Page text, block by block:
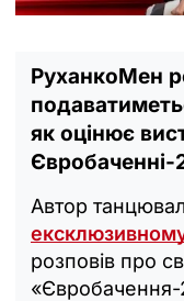
РуханкоМен
як оцінює
Євробаченні-
Автор
розповів про